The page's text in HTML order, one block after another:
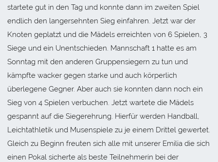
startete gut in den Tag und konnte dann im zweiten Spiel
endlich den langersehnten Sieg einfahren. Jetzt war der
Knoten geplatzt und die Mädels erreichten von 6 Spielen, 3
Siege und ein Unentschieden. Mannschaft 1 hatte es am
Sonntag mit den anderen Gruppensiegern zu tun und
kämpfte wacker gegen starke und auch körperlich
überlegene Gegner. Aber auch sie konnten dann noch ein
Sieg von 4 Spielen verbuchen. Jetzt wartete die Mädels
gespannt auf die Siegerehrung. Hierfür werden Handball,
Leichtathletik und Musenspiele zu je einem Drittel gewertet.
Gleich zu Beginn freuten sich alle mit unserer Emilia die sich
einen Pokal sicherte als beste Teilnehmerin bei der